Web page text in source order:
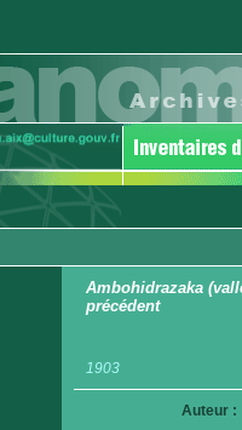
Ambohidrazaka
précédent
1903
Auteur :